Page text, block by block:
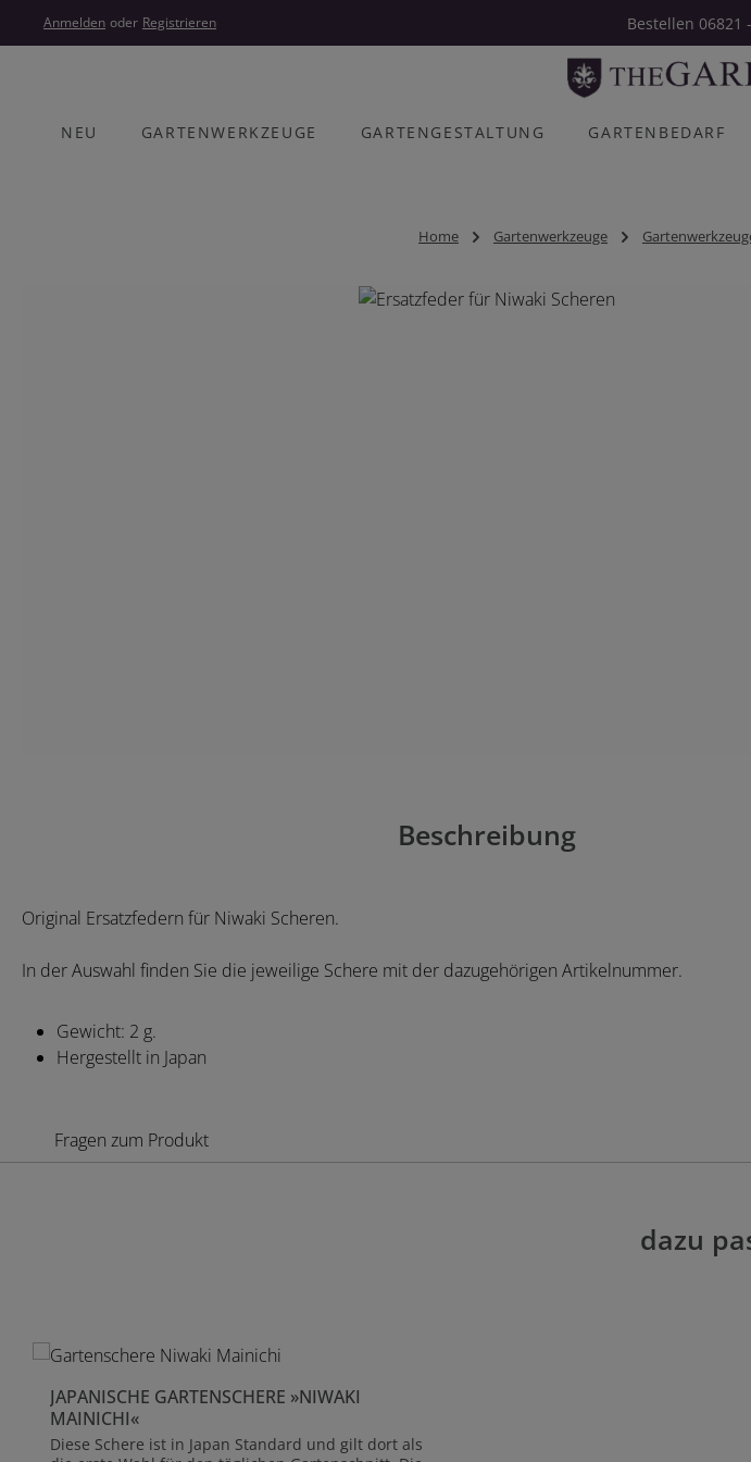
Hauptinhalt springen
Zur Hauptnavigation springen
Anmelden oder Registrieren Bestellen 06821
NEU GARTENWERKZEUGE GARTENGESTALTUNG GARTENBEDARF
Home Gartenwerkzeuge
Beschreibung
Original Ersatzfedern für Niwaki Scheren.
In der Auswahl finden Sie die jeweilige Schere mit der dazugehörigen Artikelnummer.
Gewicht: 2 g.
Hergestellt in Japan
Fragen zum Produkt
dazu
JAPANISCHE GARTENSCHERE »NIWAKI
MAINICHI«
Diese Schere ist in Japan Standard und gilt dort als